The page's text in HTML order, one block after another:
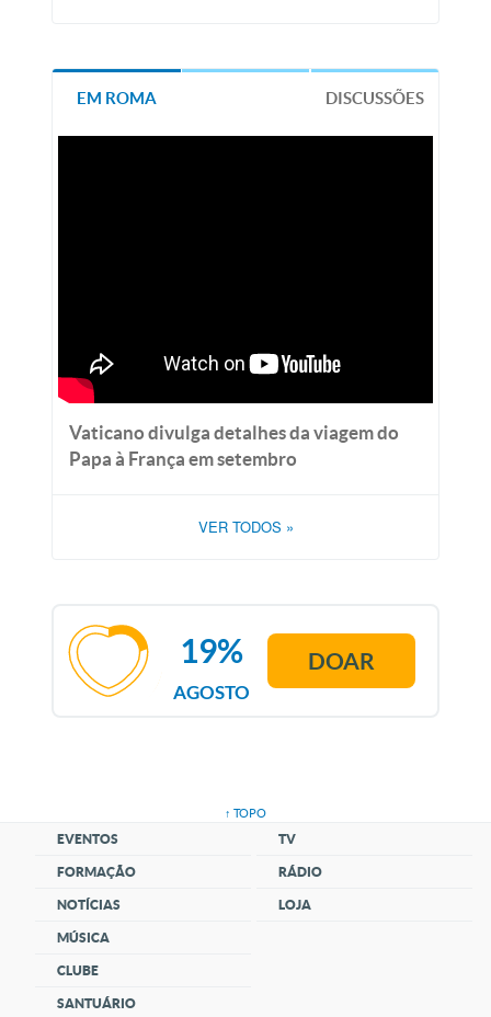
EM ROMA DISCUSSÕES
Vaticano divulga detalhes da viagem do
Papa à França em setembro
VER TODOS »
AGOSTO
19% DOAR
↑ TOPO
EVENTOS
FORMAÇÃO
NOTÍCIAS
MÚSICA
CLUBE
SANTUÁRIO
TV
RÁDIO
LOJA